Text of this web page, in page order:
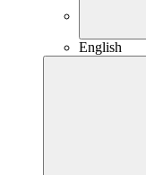
English